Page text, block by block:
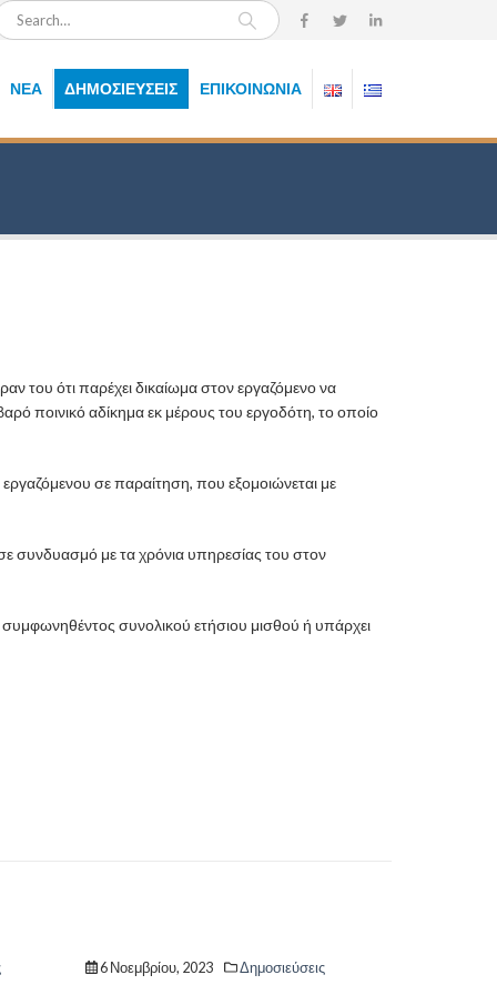
ΝΈΑ ΔΗΜΟΣΙΕΎΣΕΙΣ ΕΠΙΚΟΙΝΩΝΊΑ
του ότι παρέχει δικαίωμα στον εργαζόμενο να
ποινικό αδίκημα εκ μέρους του εργοδότη, το οποίο
σε παραίτηση, που εξομοιώνεται με
συνδυασμό με τα χρόνια υπηρεσίας του στον
συμφωνηθέντος συνολικού ετήσιου μισθού ή υπάρχει
11 Ιουλίου, 2019 Δημοσιεύσεις